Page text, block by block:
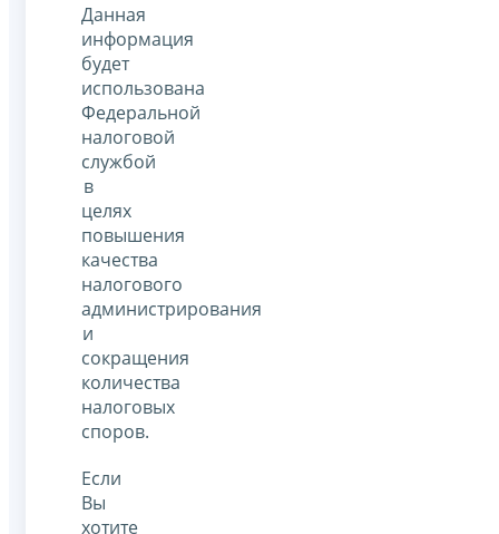
Данная
информация
будет
использована
Федеральной
налоговой
службой
в
целях
повышения
качества
налогового
администрирования
и
сокращения
количества
налоговых
споров.
Если
Вы
хотите